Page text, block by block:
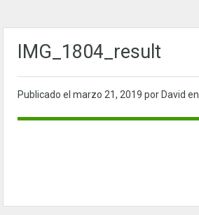
IMG_1804_result
Publicado el marzo 21, 2019 por David en